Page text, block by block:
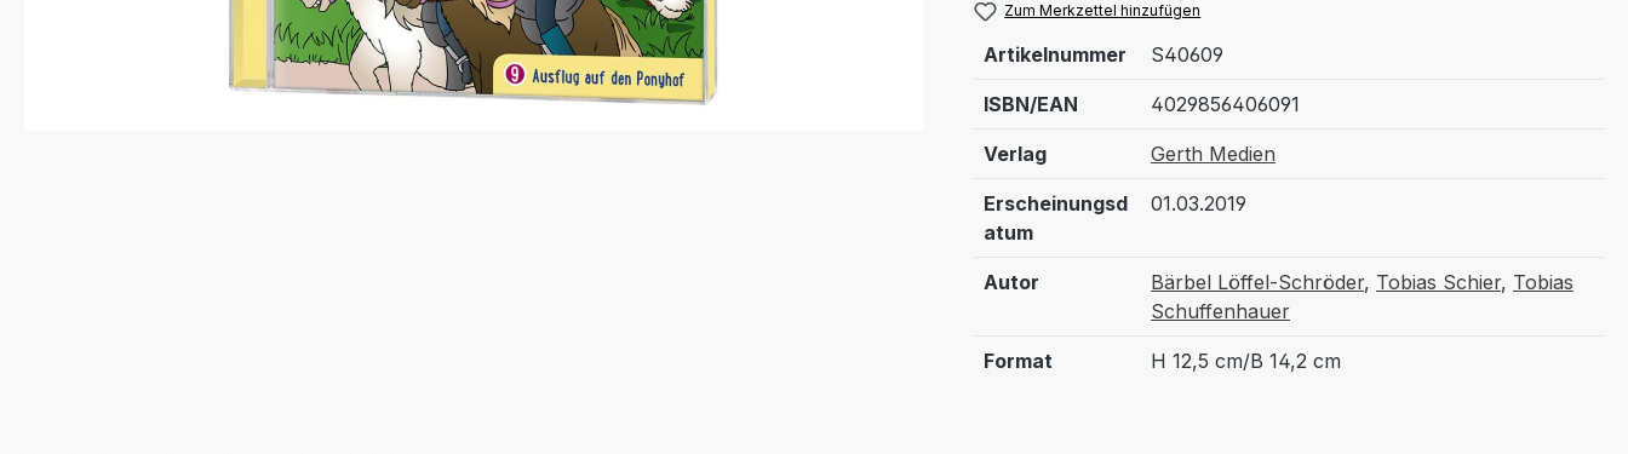
Zum Merkzettel hinzufügen
Artikelnummer S40609
ISBN/EAN 4029856406091
Verlag Gerth Medien
Erscheinungsd
atum
01.03.2019
Autor Bärbel Löffel-Schröder, Tobias Schier, Tobias
Schuffenhauer
Format H 12,5 cm/B 14,2 cm